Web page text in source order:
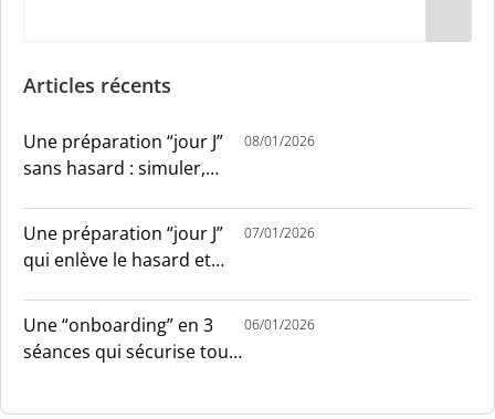
Articles récents
Une préparation “jour J”
sans hasard : simuler,
08/01/2026
Une préparation “jour J”
qui enlève le hasard et
07/01/2026
Une “onboarding” en 3
séances qui sécurise tout
06/01/2026